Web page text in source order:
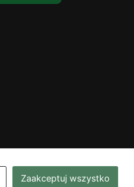
Zaakceptuj wszystko